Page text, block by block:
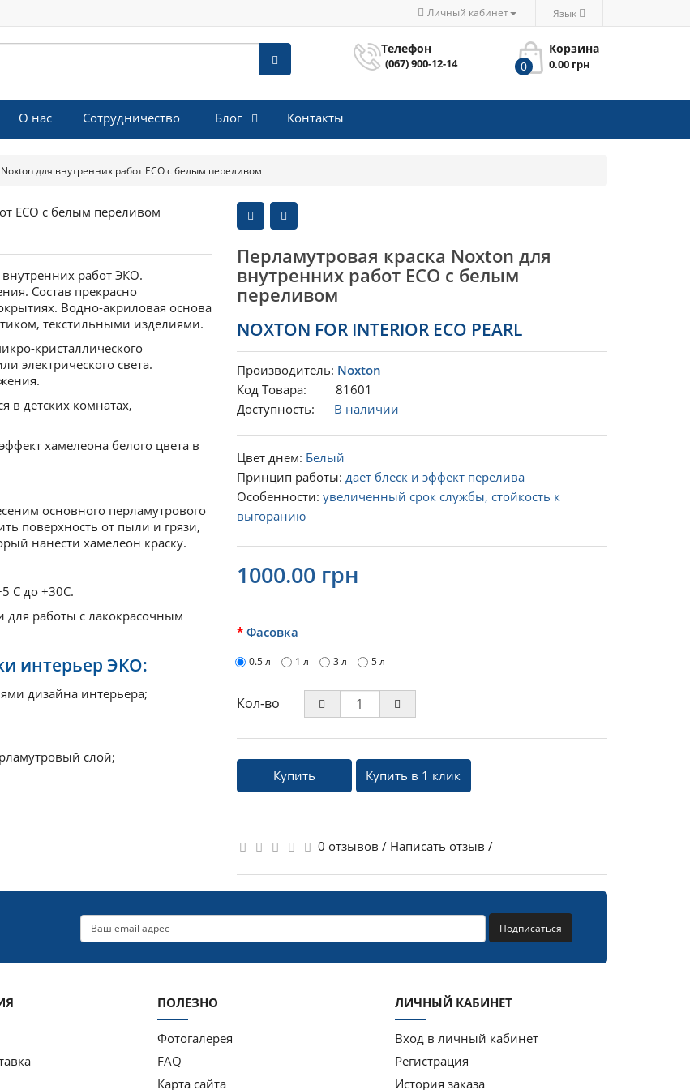
Личный кабинет Язык
(067) 900-12-14
Телефон
Корзина
0
0.00 грн
О нас Сотрудничество Блог Контакты
для внутренних работ ЕСО с белым переливом
работ ЭКО.
Состав прекрасно
Водно-акриловая основа
текстильными изделиями.
кристаллического
электрического света.
в детских комнатах,
хамелеона белого цвета в
основного перламутрового
поверхность от пыли и грязи,
нанести хамелеон краску.
С до +30С.
для работы с лакокрасочным
интерьер ЭКО:
дизайна интерьера;
слой;
Перламутровая краска Noxton для
внутренних работ ЕСО с белым
переливом
NOXTON FOR INTERIOR ECO PEARL
Производитель: Noxton
Код Товара: 81601
Доступность: В наличии
Цвет днем: Белый
Принцип работы: дает блеск и эффект перелива
Особенности: увеличенный срок службы, стойкость к
выгоранию
1000.00 грн
Фасовка
0.5 л 1 л 3 л 5 л
Кол-во
Купить Купить в 1 клик
0 отзывов / Написать отзыв /
Подписаться
ПОЛЕЗНО
Фотогалерея
FAQ
Карта сайта
ЛИЧНЫЙ КАБИНЕТ
Вход в личный кабинет
Регистрация
История заказа